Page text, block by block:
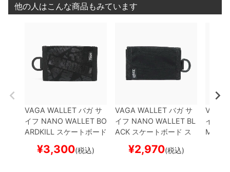
他の人はこんな商品もみています
VAGA WALLET バガサ
イフ NANO WALLET BO
ARDKILL
スケートボード
¥3,300(税込)
VAGA WALLET バガサ
イフ NANO WALLET BL
ACK スケートボード ス
¥2,970(税込)
VAGA
イフ
MEL